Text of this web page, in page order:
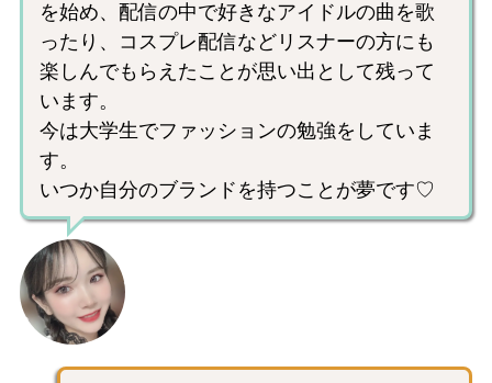
を始め、配信の中で好きなアイドルの曲を歌
ったり、コスプレ配信などリスナーの方にも
楽しんでもらえたことが思い出として残って
います。
今は大学生でファッションの勉強をしていま
す。
いつか自分のブランドを持つことが夢です♡